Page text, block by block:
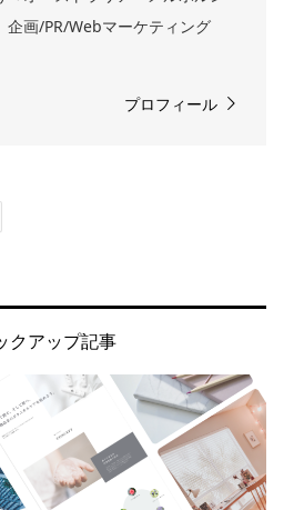
企画/PR/Webマーケティング
プロフィール
クアップ記事